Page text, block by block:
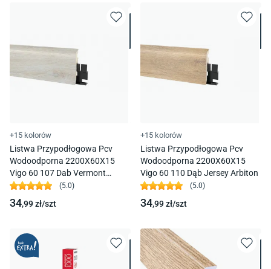
+15 kolorów
Listwa Przypodłogowa Pcv
Wodoodporna 2200X60X15
Vigo 60 107 Dab Vermont
Arbiton
(5.0)
34,99zł/szt
+15 kolorów
Listwa Przypodłogowa Pcv
Wodoodporna 2200X60X15
Vigo 60 110 Dąb Jersey Arbiton
(5.0)
34,99zł/szt